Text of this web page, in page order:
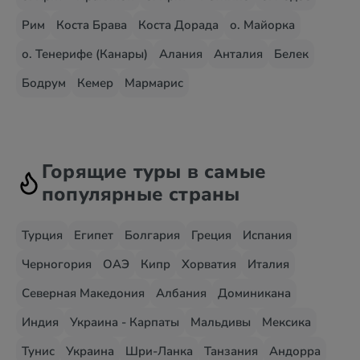
Рим
Коста Брава Коста Дорада
о. Майорка
о. Тенерифе (Канары)
Алания Анталия
Белек
Бодрум
Кемер Мармарис
Горящие туры в самые
популярные страны
Турция Египет Болгария Греция
Испания
Черногория
ОАЭ Кипр Хорватия
Италия
Северная Македония
Албания
Доминикана
Индия
Украина - Карпаты Мальдивы
Мексика
Тунис
Украина Шри-Ланка Танзания
Андорра